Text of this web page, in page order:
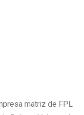
matriz de FPL